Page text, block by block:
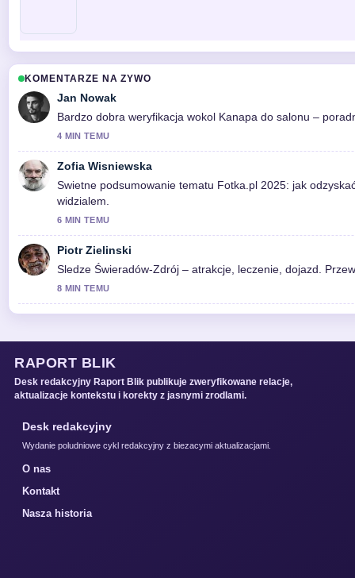
KOMENTARZE NA ZYWO
Jan Nowak
Bardzo dobra weryfikacja wokol Kanapa do salonu –
4 MIN TEMU
Zofia Wisniewska
Swietne podsumowanie tematu Fotka.pl 2025: jak
widzialem.
6 MIN TEMU
Piotr Zielinski
Sledze Świeradów-Zdrój – atrakcje, leczenie, dojazd.
8 MIN TEMU
RAPORT BLIK
Desk redakcyjny Raport Blik publikuje zweryfikowane relacje,
aktualizacje kontekstu i korekty z jasnymi zrodlami.
Desk redakcyjny
Wydanie poludniowe cykl redakcyjny z biezacymi aktualizacjami.
O nas
Kontakt
Nasza historia